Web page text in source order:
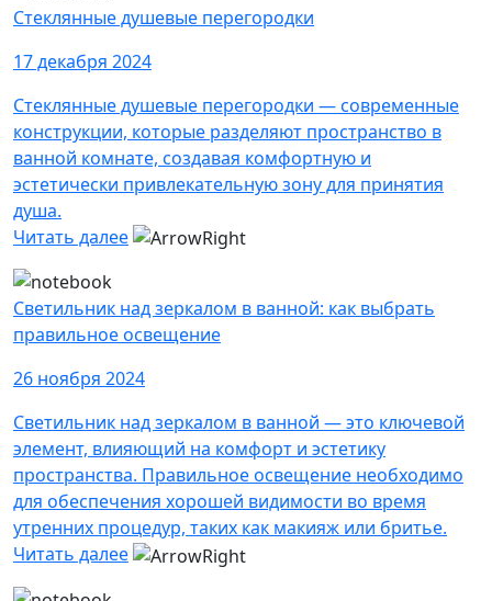
Стеклянные душевые перегородки
17 декабря 2024
Стеклянные душевые перегородки — современные
конструкции, которые разделяют пространство в
ванной комнате, создавая комфортную и
эстетически привлекательную зону для принятия
душа.
Читать далее
Светильник над зеркалом в ванной: как выбрать
правильное освещение
26 ноября 2024
Светильник над зеркалом в ванной — это ключевой
элемент, влияющий на комфорт и эстетику
пространства. Правильное освещение необходимо
для обеспечения хорошей видимости во время
утренних процедур, таких как макияж или бритье.
Читать далее